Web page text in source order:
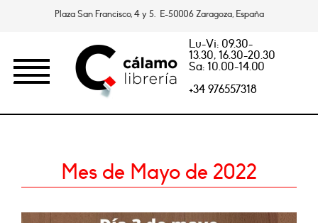
Plaza San Francisco, 4 y 5. E-50006 Zaragoza, España
Lu-Vi: 09.30-
13.30, 16.30-20.30
Sa: 10.00-14.00
+34 976557318
Mes de Mayo de 2022